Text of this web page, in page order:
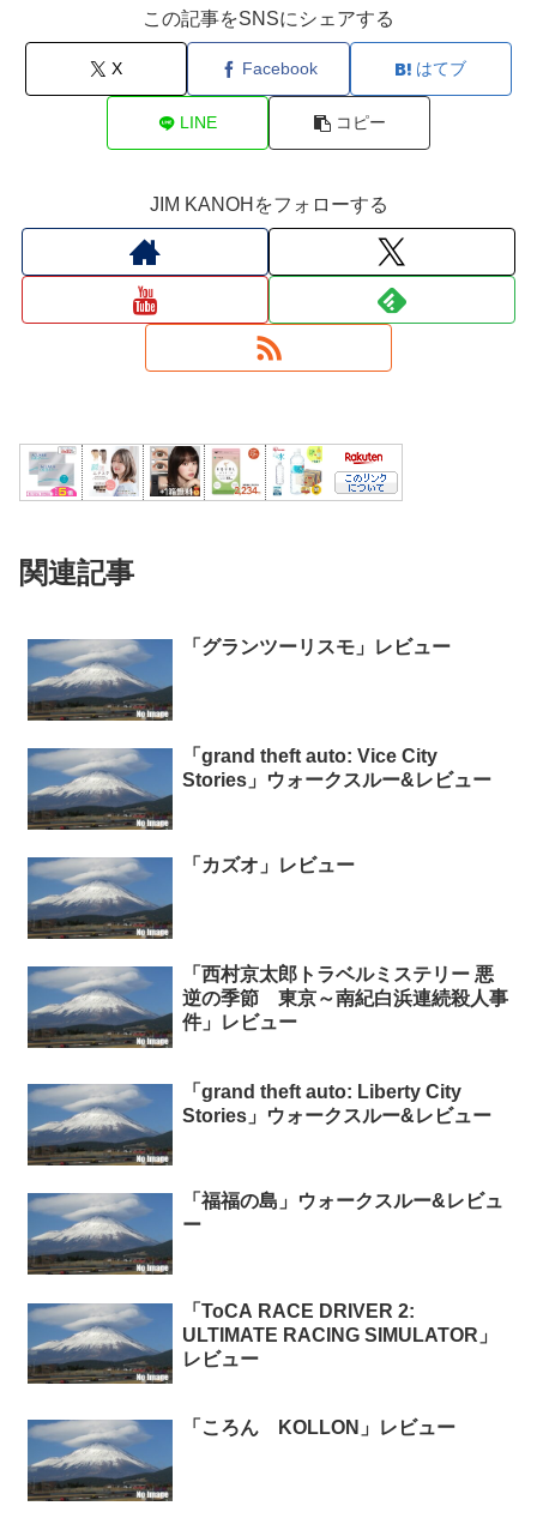
この記事をSNSにシェアする
X Facebook はてブ
LINE コピー
JIM KANOHをフォローする
関連記事
「グランツーリスモ」レビュー
「grand theft auto: Vice City
Stories」ウォークスルー&レビュー
「カズオ」レビュー
「西村京太郎トラベルミステリー 悪
逆の季節 東京～南紀白浜連続殺人事
件」レビュー
「grand theft auto: Liberty City
Stories」ウォークスルー&レビュー
「福福の島」ウォークスルー&レビュ
ー
「ToCA RACE DRIVER 2:
ULTIMATE RACING SIMULATOR」
レビュー
「ころん KOLLON」レビュー